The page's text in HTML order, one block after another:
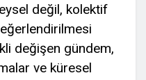
değil, kolektif
değişen gündem,
ve küresel